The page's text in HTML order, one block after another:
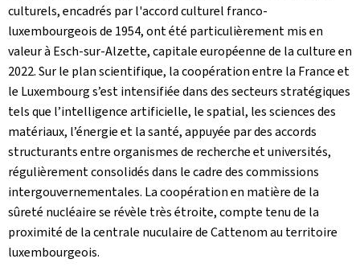
culturels, encadrés par l'accord culturel franco-
luxembourgeois de 1954, ont été particulièrement mis en
valeur à Esch-sur-Alzette, capitale européenne de la culture en
2022. Sur le plan scientifique, la coopération entre la France et
le Luxembourg s’est intensifiée dans des secteurs stratégiques
tels que l’intelligence artificielle, le spatial, les sciences des
matériaux, l’énergie et la santé, appuyée par des accords
structurants entre organismes de recherche et universités,
régulièrement consolidés dans le cadre des commissions
intergouvernementales. La coopération en matière de la
sûreté nucléaire se révèle très étroite, compte tenu de la
proximité de la centrale nuculaire de Cattenom au territoire
luxembourgeois.